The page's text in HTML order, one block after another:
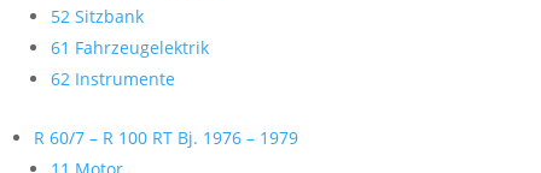
52 Sitzbank
61 Fahrzeugelektrik
62 Instrumente
R 60/7 – R 100 RT Bj. 1976 – 1979